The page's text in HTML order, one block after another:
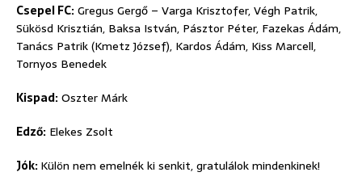
Csepel FC:Gregus Gergő – Varga Krisztofer, Végh Patrik,
Sükösd Krisztián, Baksa István, Pásztor Péter, Fazekas Ádám,
Tanács Patrik (Kmetz József), Kardos Ádám, Kiss Marcell,
Tornyos Benedek
Kispad:Oszter Márk
Edző: Elekes Zsolt
Jók:Külön nem emelnék ki senkit, gratulálok mindenkinek!